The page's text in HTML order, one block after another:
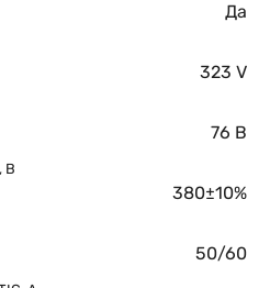
Да
323 V
76 В
В
380±10%
50/60